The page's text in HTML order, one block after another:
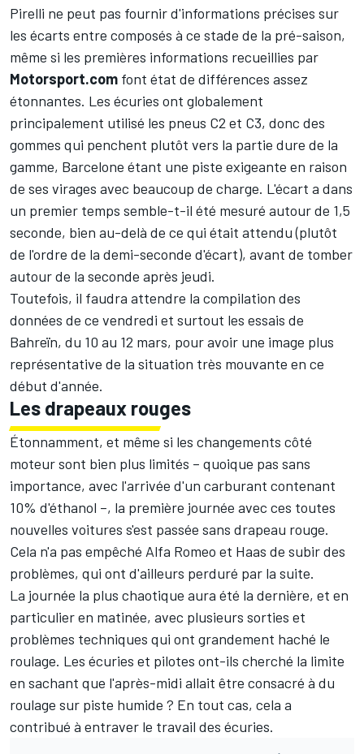
Pirelli ne peut pas fournir d'informations précises sur
les écarts entre composés à ce stade de la pré-saison,
même si les premières informations recueillies par
Motorsport.com font état de différences assez
étonnantes. Les écuries ont globalement
principalement utilisé les pneus C2 et C3, donc des
gommes qui penchent plutôt vers la partie dure de la
gamme, Barcelone étant une piste exigeante en raison
de ses virages avec beaucoup de charge. L'écart a dans
un premier temps semble-t-il été mesuré autour de 1,5
seconde, bien au-delà de ce qui était attendu (plutôt
de l'ordre de la demi-seconde d'écart), avant de tomber
autour de la seconde après jeudi.
Toutefois, il faudra attendre la compilation des
données de ce vendredi et surtout les essais de
Bahreïn, du 10 au 12 mars, pour avoir une image plus
représentative de la situation très mouvante en ce
début d'année.
Les drapeaux rouges
Étonnamment, et même si les changements côté
moteur sont bien plus limités – quoique pas sans
importance, avec l'arrivée d'un carburant contenant
10% d'éthanol –, la première journée avec ces toutes
nouvelles voitures s'est passée sans drapeau rouge.
Cela n'a pas empêché Alfa Romeo et Haas de subir des
problèmes, qui ont d'ailleurs perduré par la suite.
La journée la plus chaotique aura été la dernière, et en
particulier en matinée, avec plusieurs sorties et
problèmes techniques qui ont grandement haché le
roulage. Les écuries et pilotes ont-ils cherché la limite
en sachant que l'après-midi allait être consacré à du
roulage sur piste humide ? En tout cas, cela a
contribué à entraver le travail des écuries.